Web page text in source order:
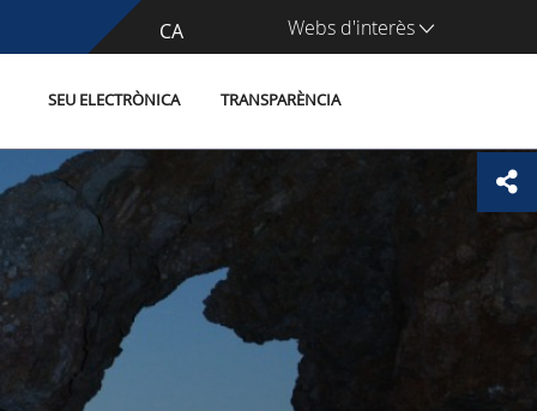
CA
ES Webs d'interès
SEU ELECTRÒNICA TRANSPARÈNCIA